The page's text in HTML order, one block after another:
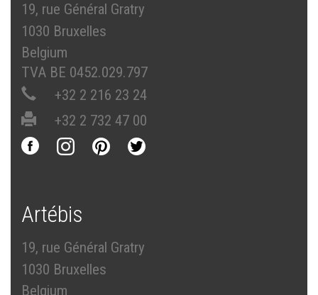
19, rue Général Gratry
1030 Bruxelles
Belgium
TVA BE 0452.029.797
+32 2 216 23 24
+32 2 732 47 00
Artébis
19, rue Général Gratry
1030 Bruxelles
Belgium